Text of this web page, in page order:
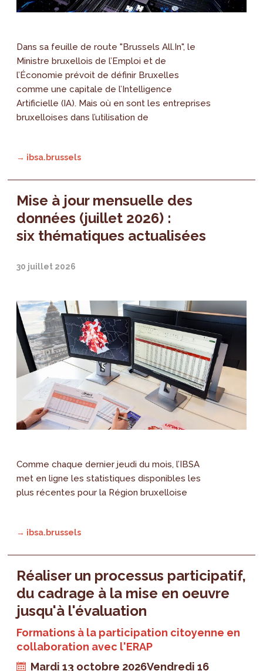
Dans sa feuille de route "Brussels All.In", le
Ministre bruxellois de l’Emploi et de
l’Économie prévoit de définir Bruxelles
comme une capitale de l’Intelligence
Artificielle (IA). Mais où en sont les entreprises
bruxelloises dans l’utilisation de
→ ibsa.brussels
Mise à jour mensuelle des
données (juillet 2026) :
six thématiques actualisées
30 juillet 2026
Comme chaque dernier jeudi du mois, l’IBSA
met en ligne les statistiques disponibles les
plus récentes pour la Région bruxelloise
→ ibsa.brussels
Réaliser un processus participatif,
du cadrage à la mise en oeuvre
jusqu'à l'évaluation
Formations à la participation citoyenne en
collaboration avec l'ERAP
Mardi 13 octobre 2026Vendredi 16